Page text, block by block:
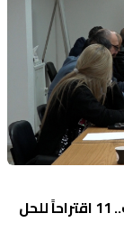
"التقدمي" يجمع المكاتب التربوية للأحزاب.. 11 اقتراحاً للحل